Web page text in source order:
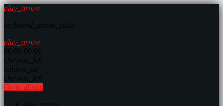
play_arrow
play_arrow
Go to album